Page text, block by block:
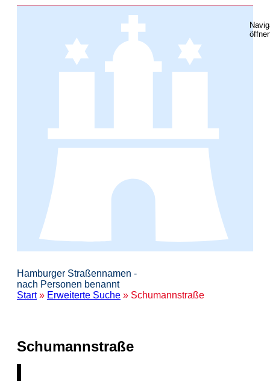
Hamburger Straßennamen -
nach Personen benannt
Start» Erweiterte Suche » Schumannstraße
Schumannstraße